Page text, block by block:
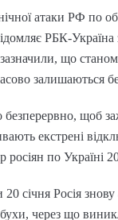
атаки РФ по
РБК-
що
залишаються
щоб
екстрені
росіян по Україні
січня Росія
через що